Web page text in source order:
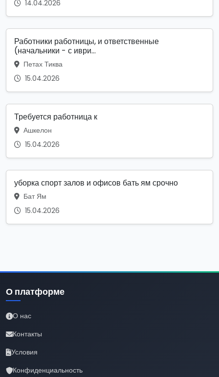
14.04.2026
Работники работницы, и ответственные
(начальники - с иври...
Петах Тиква
15.04.2026
Требуется работница к
Ашкелон
15.04.2026
уборка спорт залов и офисов бать ям срочно
Бат Ям
15.04.2026
О платформе
О нас
Контакты
Условия
Конфиденциальность